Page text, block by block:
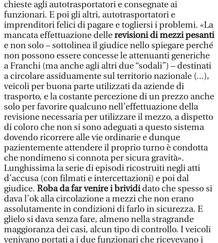
chieste agli autotrasportatori e consegnate ai
funzionari. E poi gli altri, autotrasportatori e
imprenditori felici di pagare e togliersi i problemi. «La
mancata effettuazione dellerevisioni di mezzi pesanti
e non solo – sottolinea il giudice nello spiegare perché
non possono essere concesse le attenuanti generiche
a Franchi (ma anche agli altri due “sodali”) – destinati
a circolare assiduamente sul territorio nazionale (...),
veicoli per buona parte utilizzati da aziende di
trasporto, e la costante percezione di un prezzo anche
solo per favorire qualcuno nell’effettuazione della
revisione necessaria per utilizzare il mezzo, a dispetto
di coloro che non si sono adeguati a questo sistema
dovendo ricorrere alle vie ordinarie e dunque
pazientemente attendere il proprio turno è condotta
che nondimeno si connota per sicura gravità».
Lunghissima la serie di episodi ricostruiti negli atti
d’accusa (con filmati e intercettazioni) e poi dal
giudice. Roba da far venire i brivididato che spesso si
dava l’ok alla circolazione a mezzi che non erano
assolutamente in condizioni di farlo in sicurezza. E
glielo si dava senza fare, almeno nella stragrande
maggioranza dei casi, alcun tipo di controllo. I veicoli
venivano portati a i due funzionari che ricevevano i